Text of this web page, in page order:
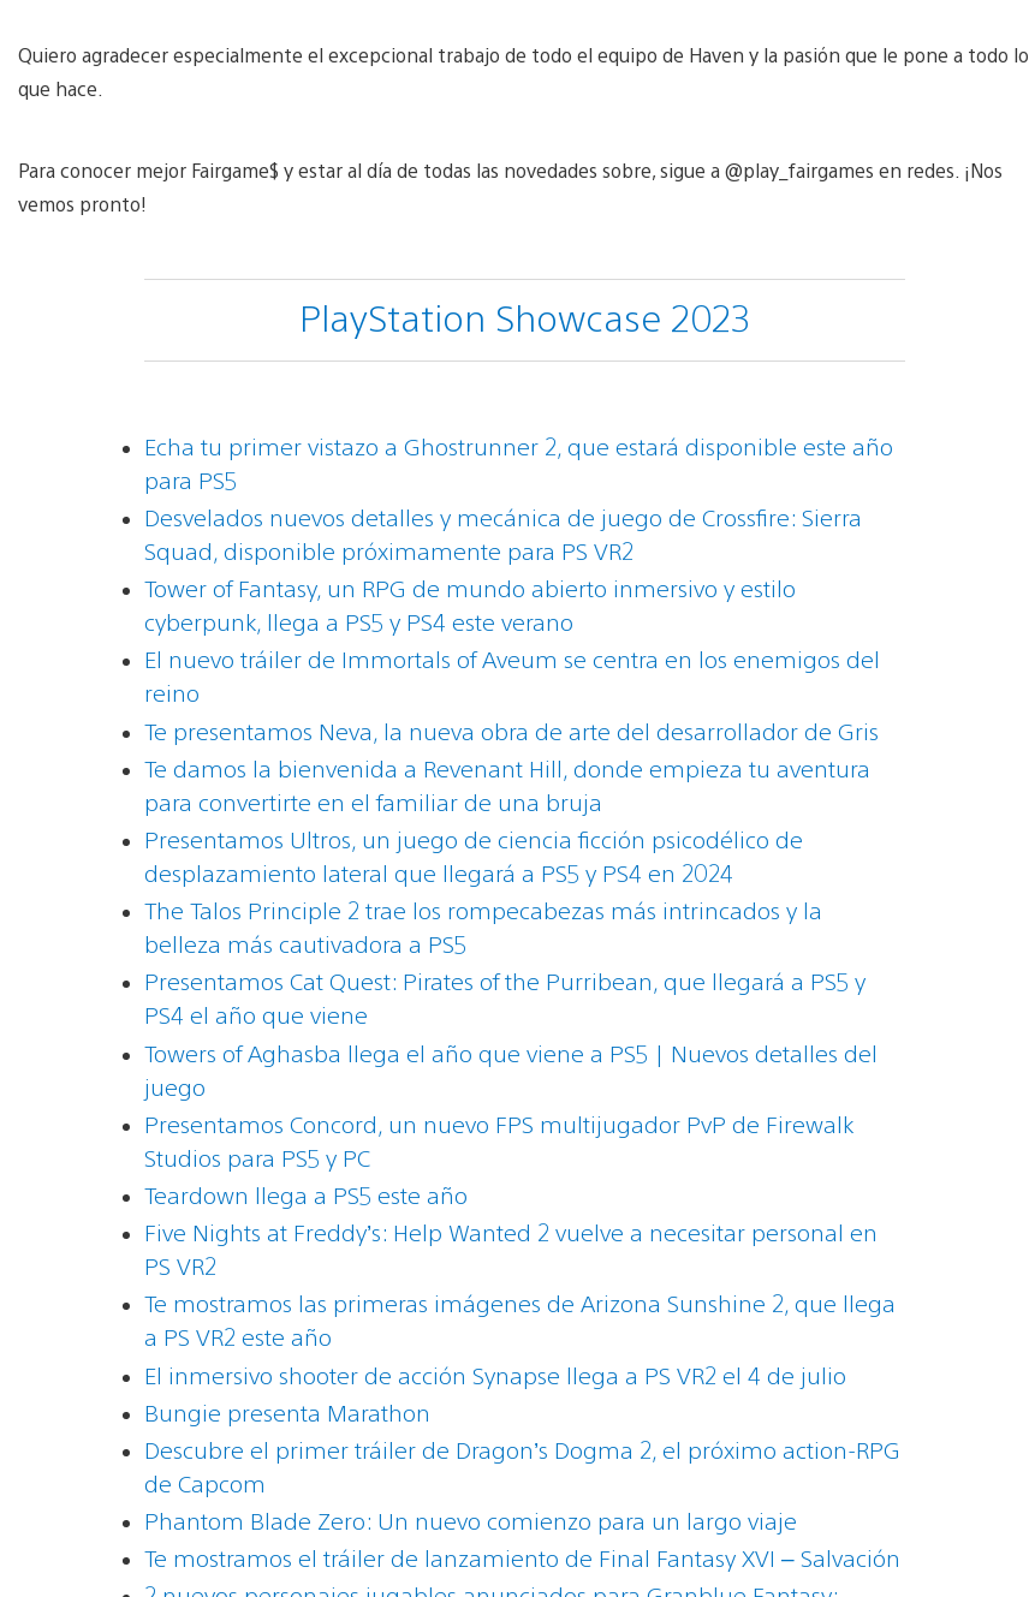
Quiero agradecer especialmente el excepcional trabajo de todo el equipo de Haven y la pasión que le pone a todo lo
que hace.
Para conocer mejor Fairgame$ y estar al día de todas las novedades sobre, sigue a @play_fairgames en redes. ¡Nos
vemos pronto!
PlayStation Showcase 2023
Echa tu primer vistazo a Ghostrunner 2, que estará disponible este año
para PS5
Desvelados nuevos detalles y mecánica de juego de Crossfire: Sierra
Squad, disponible próximamente para PS VR2
Tower of Fantasy, un RPG de mundo abierto inmersivo y estilo
cyberpunk, llega a PS5 y PS4 este verano
El nuevo tráiler de Immortals of Aveum se centra en los enemigos del
reino
Te presentamos Neva, la nueva obra de arte del desarrollador de Gris
Te damos la bienvenida a Revenant Hill, donde empieza tu aventura
para convertirte en el familiar de una bruja
Presentamos Ultros, un juego de ciencia ficción psicodélico de
desplazamiento lateral que llegará a PS5 y PS4 en 2024
The Talos Principle 2 trae los rompecabezas más intrincados y la
belleza más cautivadora a PS5
Presentamos Cat Quest: Pirates of the Purribean, que llegará a PS5 y
PS4 el año que viene
Towers of Aghasba llega el año que viene a PS5 | Nuevos detalles del
juego
Presentamos Concord, un nuevo FPS multijugador PvP de Firewalk
Studios para PS5 y PC
Teardown llega a PS5 este año
Five Nights at Freddy’s: Help Wanted 2 vuelve a necesitar personal en
PS VR2
Te mostramos las primeras imágenes de Arizona Sunshine 2, que llega
a PS VR2 este año
El inmersivo shooter de acción Synapse llega a PS VR2 el 4 de julio
Bungie presenta Marathon
Descubre el primer tráiler de Dragon’s Dogma 2, el próximo action-RPG
de Capcom
Phantom Blade Zero: Un nuevo comienzo para un largo viaje
Te mostramos el tráiler de lanzamiento de Final Fantasy XVI – Salvación